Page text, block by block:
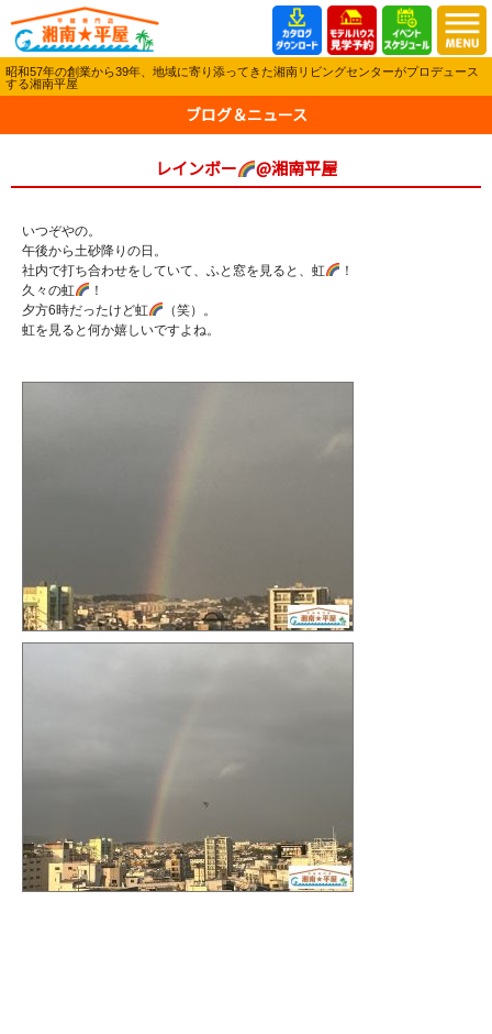
昭和57年の創業から39年、地域に寄り添ってきた湘南リビングセンターがプロデュース
する湘南平屋
ブログ＆ニュース
レインボー @湘南平屋
いつぞやの。
午後から土砂降りの日。
社内で打ち合わせをしていて、ふと窓を見ると、虹
！
久々の虹
！
夕方6時だったけど虹
（笑）。
虹を見ると何か嬉しいですよね。